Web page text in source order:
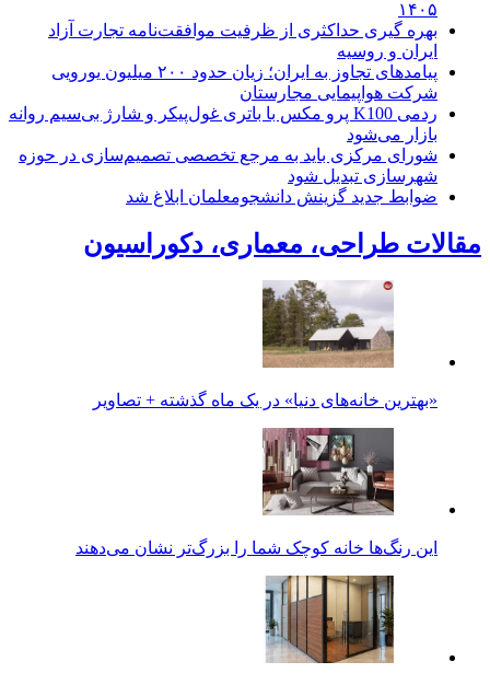
۱۴۰۵
بهره گیری حداکثری از ظرفیت موافقت‌نامه تجارت آزاد
ایران و روسیه
پیامدهای تجاوز به ایران؛ زیان حدود ۲۰۰ میلیون یورویی
شرکت هواپیمایی مجارستان
ردمی K100 پرو مکس با باتری غول‌پیکر و شارژ بی‌سیم روانه
بازار می‌شود
شورای مرکزی باید به مرجع تخصصی تصمیم‌سازی در حوزه
شهرسازی تبدیل شود
ضوابط جدید گزینش دانشجومعلمان ابلاغ شد
مقالات طراحی، معماری، دکوراسیون
«بهترین خانه‌های دنیا» در یک ماه گذشته + تصاویر
این رنگ‌ها خانه کوچک شما را بزرگ‌تر نشان می‌دهند